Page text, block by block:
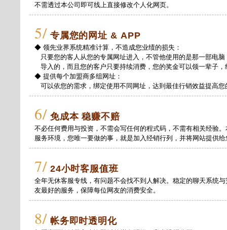
不需透过本公司即可线上直接修改个人化网页。
5/ 专属您的网址 & APP
◆ 领先业界系统精准计算，不造成您业绩的损失：
只要您的客人从您的专属网址进入，不管他使用的是那一部电
导入的，而且您的客户只要持续消费，您的奖金可以领一辈子
◆ 提供每个加盟商多组网址：
可以依您的需求，绑定使用不同网址，达到最佳行销效益提高您
6/ 免成本 稳赚不赔
不必任何费用与投资，不需会写任何的程式码，不需有相关经验
服务环境，您唯一要做的事，就是加入经销行列，并将网站提供
7/ 24小时客服值班
全年无休客服专线，有问题不会找不到人解决。稳定的聊天系统
友最好的服务，保障每位网友的消费安全。
8/ 帐务即时透明化